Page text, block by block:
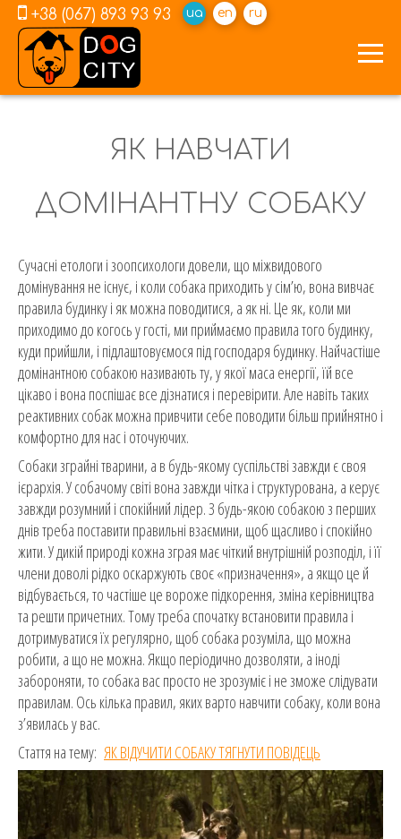
+38 (067) 893 93 93 ua en ru
ЯК НАВЧАТИ
ДОМІНАНТНУ СОБАКУ
Сучасні етологи і зоопсихологи довели, що міжвидового
домінування не існує, і коли собака приходить у сім’ю, вона вивчає
правила будинку і як можна поводитися, а як ні. Це як, коли ми
приходимо до когось у гості, ми приймаємо правила того будинку,
куди прийшли, і підлаштовуємося під господаря будинку. Найчастіше
домінантною собакою називають ту, у якої маса енергії, їй все
цікаво і вона поспішає все дізнатися і перевірити. Але навіть таких
реактивних собак можна привчити себе поводити більш прийнятно і
комфортно для нас і оточуючих.
Собаки зграйні тварини, а в будь-якому суспільстві завжди є своя
ієрархія. У собачому світі вона завжди чітка і структурована, а керує
завжди розумний і спокійний лідер. З будь-якою собакою з перших
днів треба поставити правильні взаємини, щоб щасливо і спокійно
жити. У дикій природі кожна зграя має чіткий внутрішній розподіл, і її
члени доволі рідко оскаржують своє «призначення», а якщо це й
відбувається, то частіше це вороже підкорення, зміна керівництва
та решти причетних. Тому треба спочатку встановити правила і
дотримуватися їх регулярно, щоб собака розуміла, що можна
робити, а що не можна. Якщо періодично дозволяти, а іноді
забороняти, то собака вас просто не зрозуміє і не зможе слідувати
правилам. Ось кілька правил, яких варто навчити собаку, коли вона
з’явилась у вас.
Стаття на тему: ЯК ВІДУЧИТИ СОБАКУ ТЯГНУТИ ПОВІДЕЦЬ